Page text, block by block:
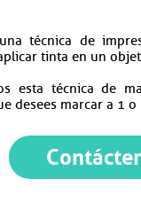
técnica de
tinta en un
esta técnica de
desees marcar a 1 o